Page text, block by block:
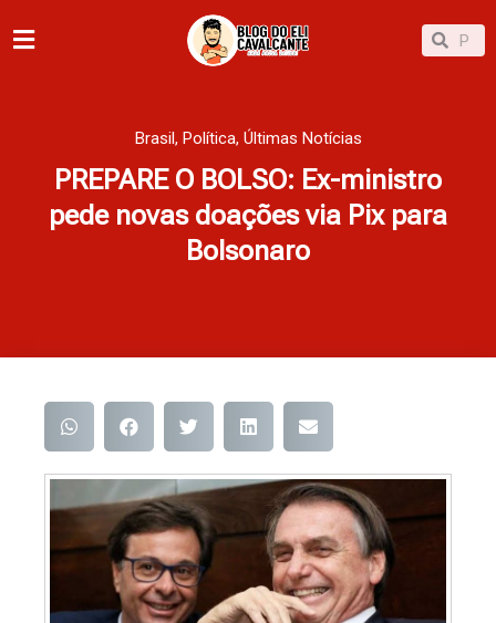
para
Pesquisar
Brasil, Política, Últimas Notícias
PREPARE O BOLSO: Ex-ministro
pede novas doações via Pix para
Bolsonaro